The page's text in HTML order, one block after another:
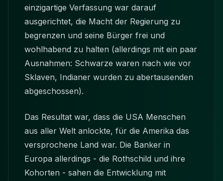
einzigartige Verfassung war darauf
ausgerichtet, die Macht der Regierung zu
begrenzen und seine Bürger frei und
wohlhabend zu halten (allerdings mit ein paar
Ausnahmen: Schwarze waren nach wie vor
Sklaven, Indianer wurden zu abertausenden
abgeschossen).
Das Resultat war, dass die USA Menschen
aus aller Welt anlockte, für die Amerika das
versprochene Land war. Die Banker in
Europa allerdings - die Rothschild und ihre
Kohorten - sahen die Entwicklung mit